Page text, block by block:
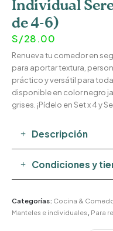
Individual
de 4-6)
S/28.00
Renueva tu comedor en
para aportar textura,
práctico y versátil para
disponible en color negro
grises. ¡Pídelo en Set x 4 y
Descripción
Condiciones y
Categorías: Cocina &
Manteles e individuales , Para